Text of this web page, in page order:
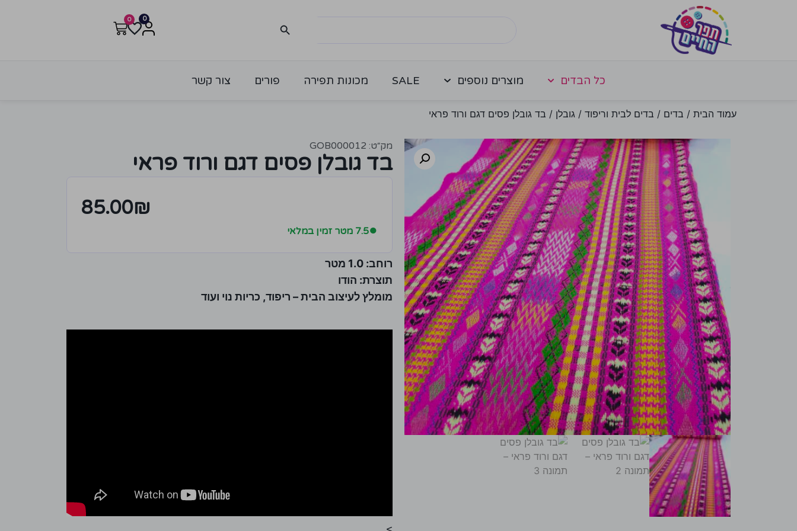
0
0
כל הבדים מוצרים נוספים SALE מכונות תפירה פורים צור קשר
עמוד הבית / בדים / בדים לבית וריפוד / גובלן / בד גובלן פסים דגם ורוד פראי
מק״ט: GOB000012
בד גובלן פסים דגם ורוד פראי
85.00₪
●7.5 מטר זמין במלאי
רוחב: 1.0 מטר
תוצרת: הודו
מומלץ לעיצוב הבית – ריפוד, כריות נוי ועוד